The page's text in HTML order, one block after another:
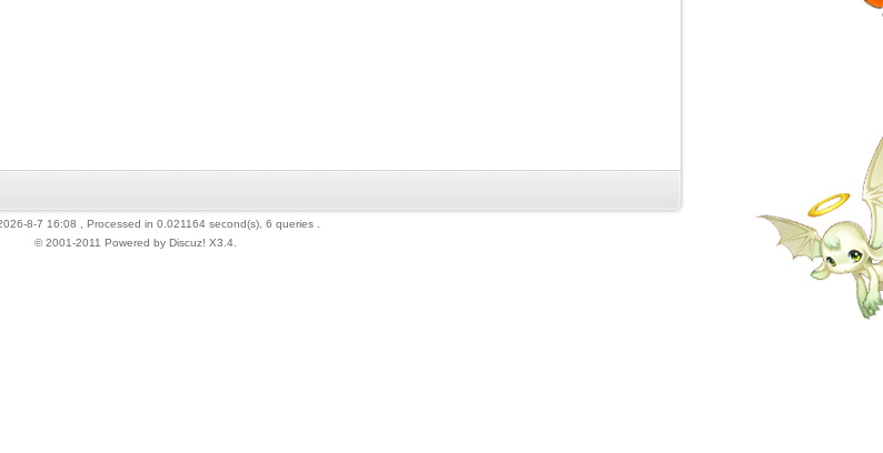
8-7 16:08
, Processed in 0.021164 second(s), 6 queries .
© 2001-2011 Powered by Discuz! X3.4